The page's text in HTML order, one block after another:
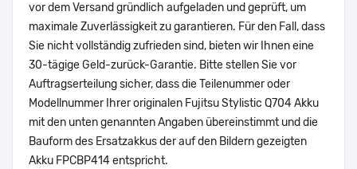
vor dem Versand gründlich aufgeladen und geprüft, um
maximale Zuverlässigkeit zu garantieren. Für den Fall, dass
Sie nicht vollständig zufrieden sind, bieten wir Ihnen eine
30-tägige Geld-zurück-Garantie. Bitte stellen Sie vor
Auftragserteilung sicher, dass die Teilenummer oder
Modellnummer Ihrer originalen Fujitsu Stylistic Q704 Akku
mit den unten genannten Angaben übereinstimmt und die
Bauform des Ersatzakkus der auf den Bildern gezeigten
Akku FPCBP414 entspricht.